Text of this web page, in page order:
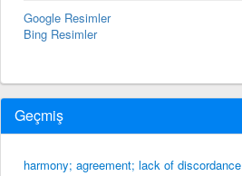
Google Resimler
Bing Resimler
Geçmiş
harmony; agreement; lack of discordance